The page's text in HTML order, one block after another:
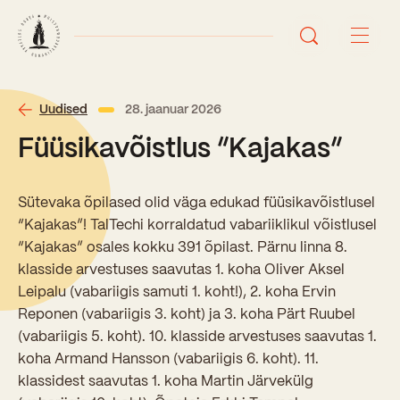
Avaleht
Uudised
Sündmused
Õppetöö
Perioodõpe
Õppesuunad
Tunniplaan
Koolist
Ajalugu
Sisseastumisinfo
Kontaktid
Uudised 28. jaanuar 2026
Füüsikavõistlus “Kajakas”
Sütevaka õpilased olid väga edukad füüsikavõistlusel
“Kajakas”! TalTechi korraldatud vabariiklikul võistlusel
“Kajakas” osales kokku 391 õpilast. Pärnu linna 8.
klasside arvestuses saavutas 1. koha Oliver Aksel
Leipalu (vabariigis samuti 1. koht!), 2. koha Ervin
Reponen (vabariigis 3. koht) ja 3. koha Pärt Ruubel
(vabariigis 5. koht). 10. klasside arvestuses saavutas 1.
koha Armand Hansson (vabariigis 6. koht). 11.
klassidest saavutas 1. koha Martin Järvekülg